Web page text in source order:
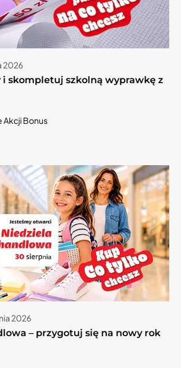
2026
skompletuj szkolną wyprawkę z
Akcji Bonus
2026
– przygotuj się na nowy rok